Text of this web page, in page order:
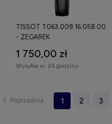
TISSOT T063.009.16.058.00
- ZEGAREK
1 750,00 zł
Wysyłka w: 24 godziny
1 2 3